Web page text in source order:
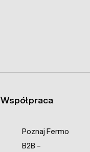
Współpraca
Poznaj Fermo
B2B –